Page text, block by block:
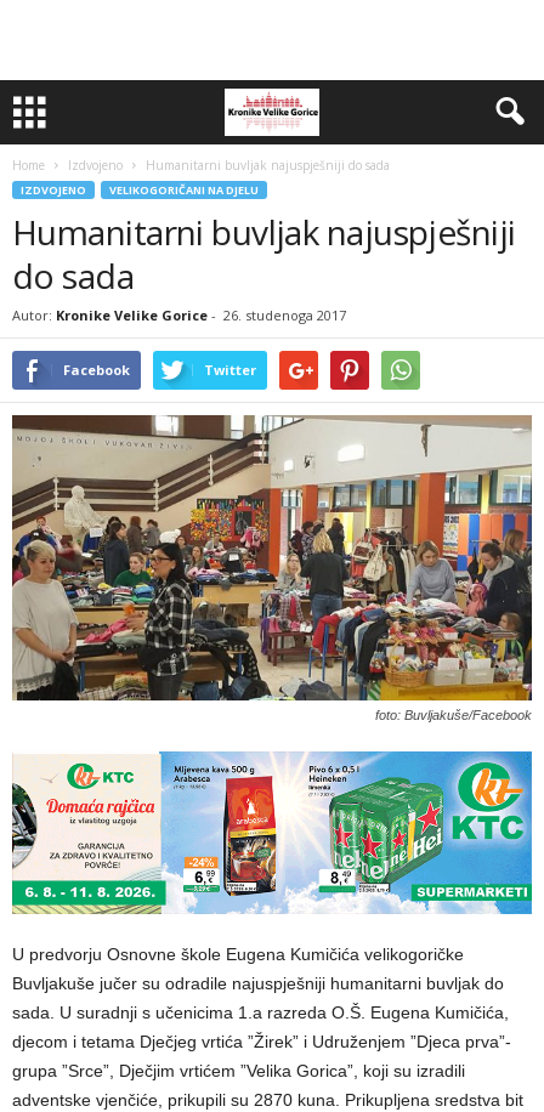
Home Izdvojeno Humanitarni buvljak najuspješniji do sada
IZDVOJENO VELIKOGORIČANI NA DJELU
Humanitarni buvljak najuspješniji
do sada
Autor: Kronike Velike Gorice - 26. studenoga 2017
Facebook Twitter
foto: Buvljakuše/Facebook
U predvorju Osnovne škole Eugena Kumičića velikogoričke
Buvljakuše jučer su odradile najuspješniji humanitarni buvljak do
sada. U suradnji s učenicima 1.a razreda O.Š. Eugena Kumičića,
djecom i tetama Dječjeg vrtića ”Žirek” i Udruženjem ”Djeca prva”-
grupa ”Srce”, Dječjim vrtićem ”Velika Gorica”, koji su izradili
adventske vjenčiće, prikupili su 2870 kuna. Prikupljena sredstva bit